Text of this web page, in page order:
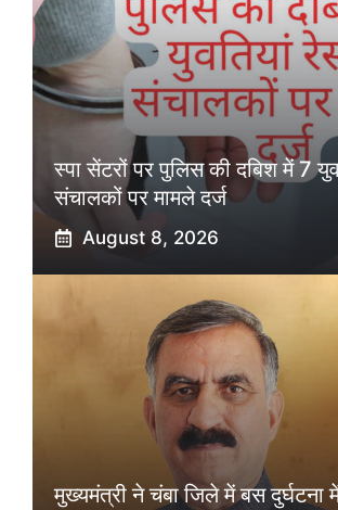
स्पा सेंटरों पर पुलिस की दबिश में 7
संचालकों पर मामले दर्ज
August 8, 2026
मुख्यमंत्री ने चंबा जिले में बस दुर्घटना